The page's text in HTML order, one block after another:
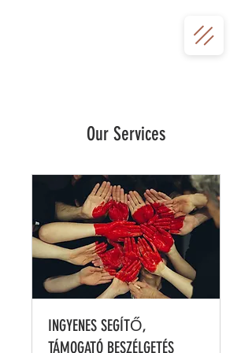
Our Services
INGYENES SEGÍTŐ,
TÁMOGATÓ BESZÉLGETÉS